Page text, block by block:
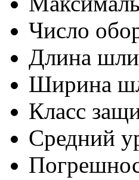
Число
Длина
Ширина
Класс
Средний